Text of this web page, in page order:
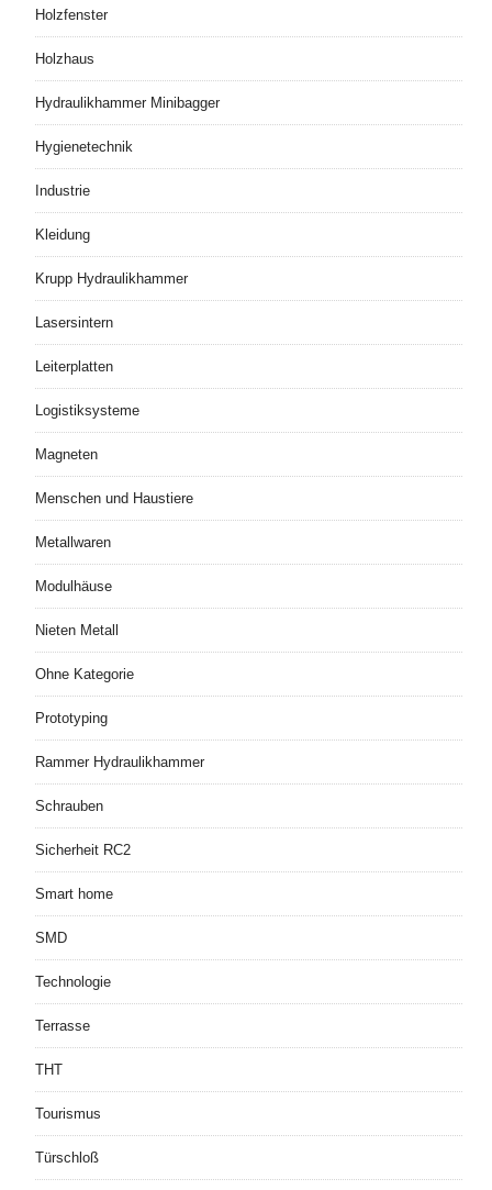
Holzfenster
Holzhaus
Hydraulikhammer Minibagger
Hygienetechnik
Industrie
Kleidung
Krupp Hydraulikhammer
Lasersintern
Leiterplatten
Logistiksysteme
Magneten
Menschen und Haustiere
Metallwaren
Modulhäuse
Nieten Metall
Ohne Kategorie
Prototyping
Rammer Hydraulikhammer
Schrauben
Sicherheit RC2
Smart home
SMD
Technologie
Terrasse
THT
Tourismus
Türschloß